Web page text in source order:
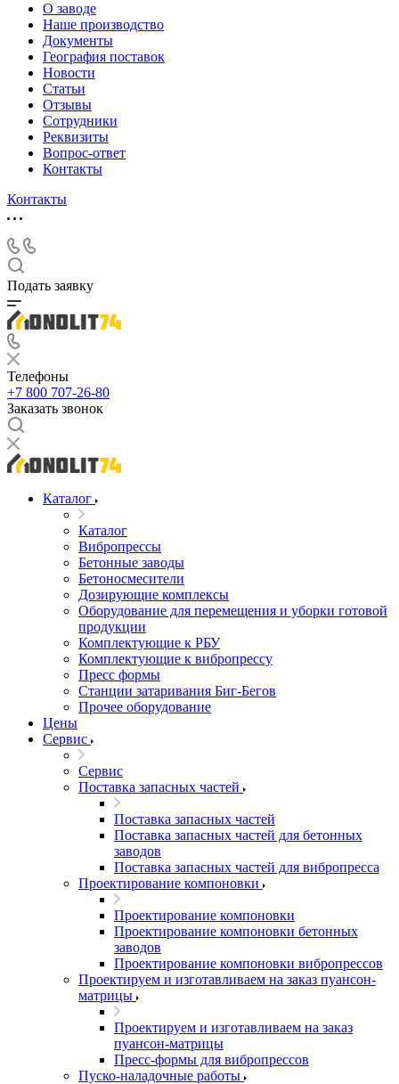
О заводе
Наше производство
Документы
География поставок
Новости
Статьи
Отзывы
Сотрудники
Реквизиты
Вопрос-ответ
Контакты
Контакты
Подать заявку
Телефоны
+7 800 707-26-80
Заказать звонок
Каталог
Каталог
Вибропрессы
Бетонные заводы
Бетоносмесители
Дозирующие комплексы
Оборудование для перемещения и уборки готовой
продукции
Комплектующие к РБУ
Комплектующие к вибропрессу
Пресс формы
Станции затаривания Биг-Бегов
Прочее оборудование
Цены
Сервис
Сервис
Поставка запасных частей
Поставка запасных частей
Поставка запасных частей для бетонных
заводов
Поставка запасных частей для вибропресса
Проектирование компоновки
Проектирование компоновки
Проектирование компоновки бетонных
заводов
Проектирование компоновки вибропрессов
Проектируем и изготавливаем на заказ пуансон-
матрицы
Проектируем и изготавливаем на заказ
пуансон-матрицы
Пресс-формы для вибропрессов
Пуско-наладочные работы